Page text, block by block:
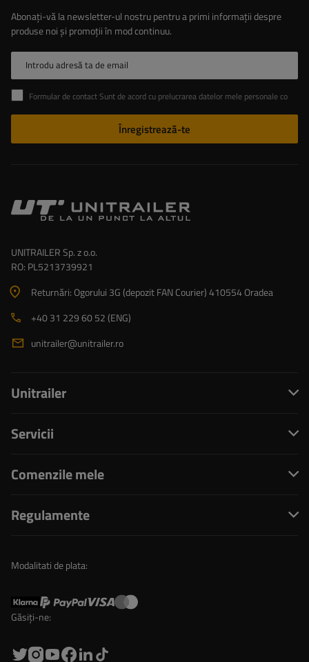
Abonați-vă la newsletter-ul nostru pentru a primi informații despre
produse noi și promoții în mod continuu.
Introdu adresă ta de email
Formular de contact Sunt de acord cu prelucrarea datelor mele personale conținute în formularul de contact în conformitate cu Regulamentul Parlamentului European și al Consiliului (UE)
Înregistrează-te
UNITRAILER Sp. z o.o.
RO: PL5213739921
Returnări: Ogorului 3G (depozit FAN Courier) 410554 Oradea
+40 31 229 60 52 (ENG)
unitrailer@unitrailer.ro
Unitrailer
Servicii
Comenzile mele
Regulamente
Modalitati de plata:
Găsiți-ne: